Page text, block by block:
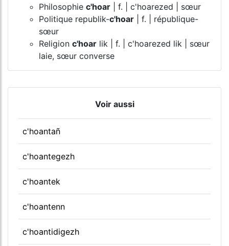
Philosophie c'hoar | f. | c'hoarezed | sœur
Politique republik-c'hoar | f. | république-
sœur
Religion c'hoar lik | f. | c'hoarezed lik | sœur
laie, sœur converse
Voir aussi
c'hoantañ
c'hoantegezh
c'hoantek
c'hoantenn
c'hoantidigezh